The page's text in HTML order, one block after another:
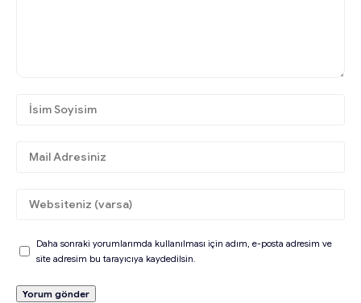
Daha sonraki yorumlarımda kullanılması için adım, e-posta adresim ve
site adresim bu tarayıcıya kaydedilsin.